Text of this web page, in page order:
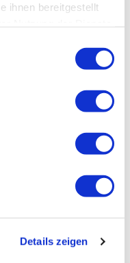
ihnen bereitgestellt
Details zeigen